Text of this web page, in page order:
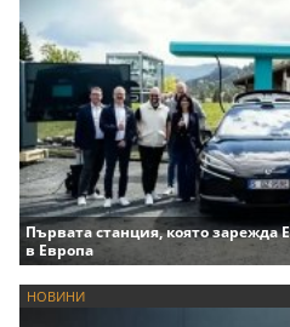
Първата станция, която зарежда
в Европа
НОВИНИ